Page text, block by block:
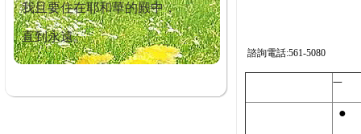
我且要住在耶和華的殿中，
直到永遠。
諮詢電話:561-5080
一
●